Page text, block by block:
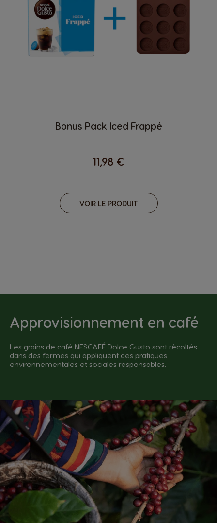
Bonus Pack Iced Frappé
11,98 €
VOIR LE PRODUIT
Approvisionnement en café
Les grains de café NESCAFÉ Dolce Gusto sont récoltés
dans des fermes qui appliquent des pratiques
environnementales et sociales responsables.